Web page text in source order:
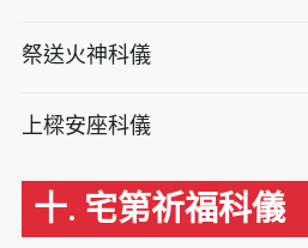
祭送火神科儀
上樑安座科儀
十. 宅第祈福科儀